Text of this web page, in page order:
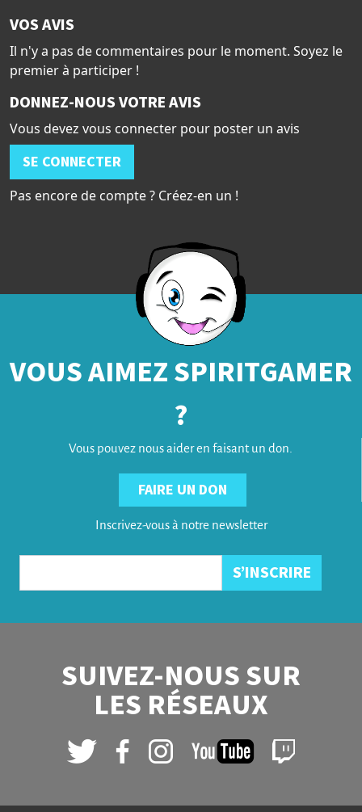
VOS AVIS
Il n'y a pas de commentaires pour le moment. Soyez le
premier à participer !
DONNEZ-NOUS VOTRE AVIS
Vous devez vous connecter pour poster un avis
SE CONNECTER
Pas encore de compte ? Créez-en un !
VOUS AIMEZ SPIRITGAMER
?
Vous pouvez nous aider en faisant un don.
FAIRE UN DON
Inscrivez-vous à notre newsletter
SUIVEZ-NOUS SUR
LES RÉSEAUX